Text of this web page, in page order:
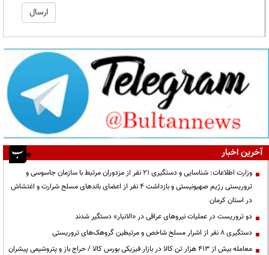
آخرین اخبار
وزارت اطلاعات: شناسایی و دستگیری ۲۱ نفر از مزدوران مرتبط با سازمان جاسوسی و
تروریستی رژیم صهیونیستی و بازداشت ۴ نفر از اعضای باندهای مسلح شرارت و اغتشاش
در استان کرمان
دو تروریست در عملیات نیروهای عراقی در «الانبار» دستگیر شدند
دستگیری ۸ نفر از اشرار مسلح شاخص و مرتبطین گروهک‌های تروریستی
معامله بیش از ۴۱۳ هزار تن کالا در بازار فیزیکی بورس کالا / حراج باز و پتروشیمی پیشران